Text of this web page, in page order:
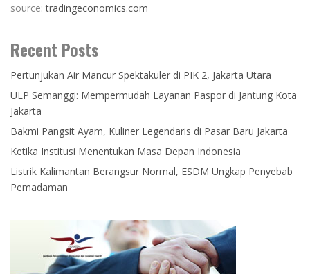
source:tradingeconomics.com
Recent Posts
Pertunjukan Air Mancur Spektakuler di PIK 2, Jakarta Utara
ULP Semanggi: Mempermudah Layanan Paspor di Jantung Kota
Jakarta
Bakmi Pangsit Ayam, Kuliner Legendaris di Pasar Baru Jakarta
Ketika Institusi Menentukan Masa Depan Indonesia
Listrik Kalimantan Berangsur Normal, ESDM Ungkap Penyebab
Pemadaman